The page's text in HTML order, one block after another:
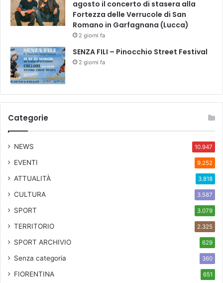
agosto il concerto di stasera alla
Fortezza delle Verrucole di San
Romano in Garfagnana (Lucca)
2 giorni fa
SENZA FILI – Pinocchio Street Festival
2 giorni fa
Categorie
NEWS 10.947
EVENTI 9.252
ATTUALITÀ 3.818
CULTURA 3.587
SPORT 3.079
TERRITORIO 2.325
SPORT ARCHIVIO 629
Senza categoria 360
FIORENTINA 651